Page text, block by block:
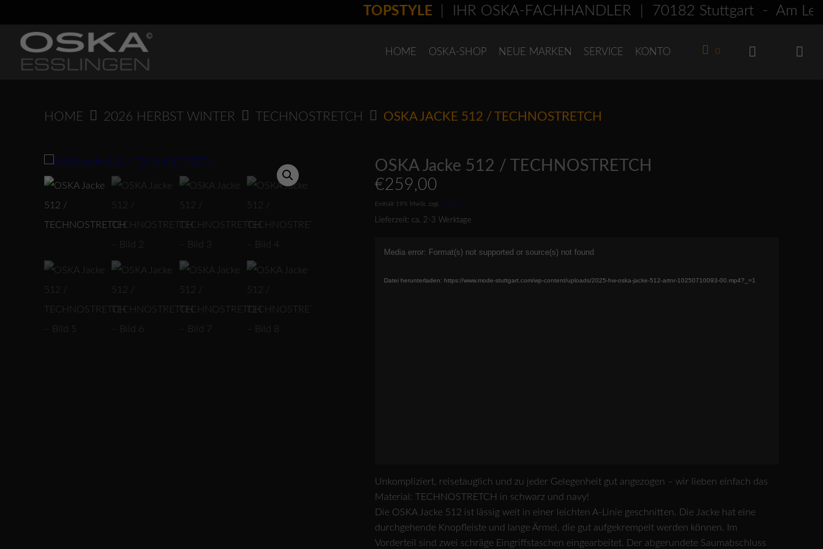
TOPSTYLE| IHR OSKA-FACHHÄNDLER | 70182 Stuttgart - Am
HOME OSKA-SHOP NEUE MARKEN SERVICE KONTO 0
HOME 2026 HERBST WINTER TECHNOSTRETCH OSKA JACKE 512 / TECHNOSTRETCH
OSKA Jacke 512 / TECHNOSTRETCH
€259,00
Enthält 19% MwSt. zzgl. Versand
Lieferzeit: ca. 2-3 Werktage
Media error: Format(s) not supported or source(s) not found
Datei herunterladen: https://www.mode-stuttgart.com/wp-content/uploads/2025-hw-oska-jacke-512-artnr-10250710093-00.mp4?_=1
Unkompliziert, reisetauglich und zu jeder Gelegenheit gut angezogen – wir lieben einfach das
Material: TECHNOSTRETCH in schwarz und navy!
Die OSKA Jacke 512 ist lässig weit in einer leichten A-Linie geschnitten. Die Jacke hat eine
durchgehende Knopfleiste und lange Ärmel, die gut aufgekrempelt werden können. Im
Vorderteil sind zwei schräge Eingriffstaschen eingearbeitet. Der abgerundete Saumabschluss